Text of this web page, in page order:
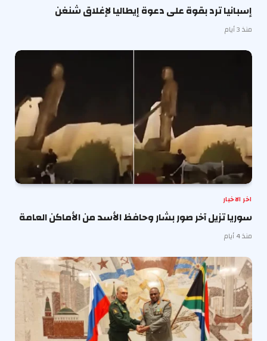
إسبانيا ترد بقوة على دعوة إيطاليا لإغلاق شنغن
منذ 3 أيام
اخر الاخبار
سوريا تزيل آخر صور بشار وحافظ الأسد من الأماكن العامة
منذ 4 أيام